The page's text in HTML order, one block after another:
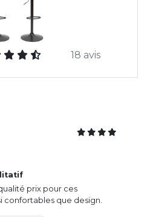
18 avis
prix pour ces
confortables que design.